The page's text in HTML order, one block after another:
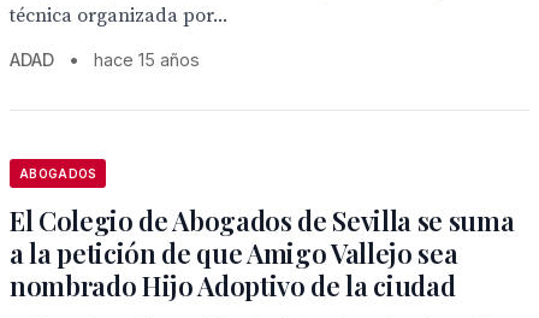
técnica organizada por...
ADAD • hace 15 años
ABOGADOS
El Colegio de Abogados de Sevilla se suma
a la petición de que Amigo Vallejo sea
nombrado Hijo Adoptivo de la ciudad